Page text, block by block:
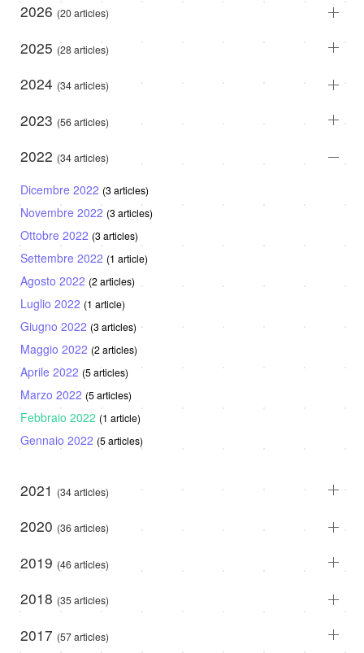
2026 (20 articles)
2025 (28 articles)
2024 (34 articles)
2023 (56 articles)
2022 (34 articles)
Dicembre 2022 (3 articles)
Novembre 2022 (3 articles)
Ottobre 2022 (3 articles)
Settembre 2022 (1 article)
Agosto 2022 (2 articles)
Luglio 2022 (1 article)
Giugno 2022 (3 articles)
Maggio 2022 (2 articles)
Aprile 2022 (5 articles)
Marzo 2022 (5 articles)
Febbraio 2022 (1 article)
Gennaio 2022 (5 articles)
2021 (34 articles)
2020 (36 articles)
2019 (46 articles)
2018 (35 articles)
2017 (57 articles)